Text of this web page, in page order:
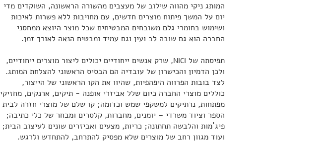
המותג ניקי מהווה שילוב של מעצבים מהשורה הראשונה, השוקדים מדי
יום על המשך פיתוח מוצרים חדשים, עם מחויבות ללא פשרות לאיכות
ושימוש בחומרי גלם משובחים המבטיחים שכל מוצר היוצא ממחסני
החברה הוא גם שובה לב ועין וגם עמיד ומבטיח הנאה לאורך זמן.
תפיסתה של NICI, שרק אנשים ייחודיים יכולים ליצור מוצרים ייחודיים,
ולכן הדמיון והכישרון של עובדיה הם הבסיס הראשוני להצלחת המותג.
לצד בובות הפרווה היפהפיות, שהיוו את הקו הראשוני של הייצור,
כוללים מוצרי החברה כיום שלל אביזרי אופנה - תיקים, ארנקים, מחזיקי
מפתחות, נרתיקים למשקפי שמש וכדומה; קו שלם של מוצרי חזרה לבית
הספר וציוד משרדי – יומנים, מחברות, קלסרים ומבחר של כלי כתיבה;
פיג`מות והלבשה תחתונה; כריות, מצעים ואביזרים שונים לעיצוב הבית;
ועוד מגוון רחב של מוצרים שלא מפסיק להתרחב, להתחדש ולרגש.